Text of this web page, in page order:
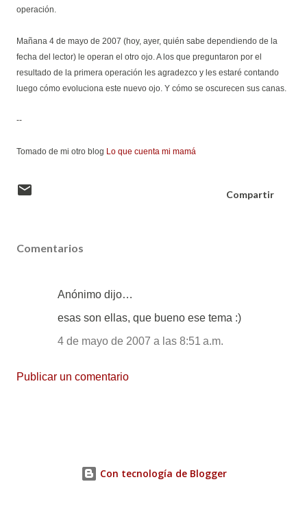
operación.
Mañana 4 de mayo de 2007 (hoy, ayer, quién sabe dependiendo de la
fecha del lector) le operan el otro ojo. A los que preguntaron por el
resultado de la primera operación les agradezco y les estaré contando
luego cómo evoluciona este nuevo ojo. Y cómo se oscurecen sus canas.
--
Tomado de mi otro blog Lo que cuenta mi mamá
Compartir
Comentarios
Anónimo dijo…
esas son ellas, que bueno ese tema :)
4 de mayo de 2007 a las 8:51 a.m.
Publicar un comentario
Con tecnología de Blogger